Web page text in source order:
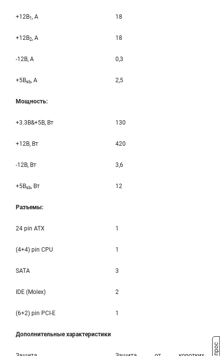
+12B1 , A 18
+12B2, A 18
-12B, A 0,3
+5Bsb, A 2,5
Мощность:
+3.3B&+5B, Вт 130
+12B, Вт 420
-12B, Вт 3,6
+5Bsb, Вт 12
Разъемы:
24 pin ATX 1
(4+4) pin CPU 1
SATA 3
IDE (Molex) 2
(6+2) pin PCI-E 1
Дополнительные характеристики